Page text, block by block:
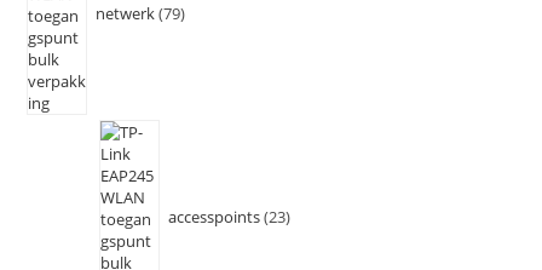
netwerk 79
accesspoints 23